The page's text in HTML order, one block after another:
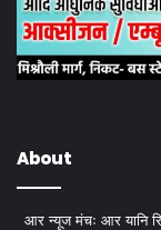
About
आर न्यूज मंचः आर यानि